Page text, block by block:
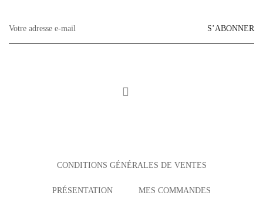
S’ABONNER
CONDITIONS GÉNÉRALES DE VENTES
PRÉSENTATION MES COMMANDES